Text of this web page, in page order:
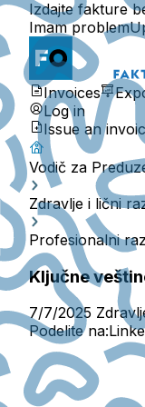
Izdajte fakture
Imam problem
Invoices
Log in
Issue an
Vodič za
Zdravlje i lični
Profesionalni
Ključne
7/7/2025
Podelite na: